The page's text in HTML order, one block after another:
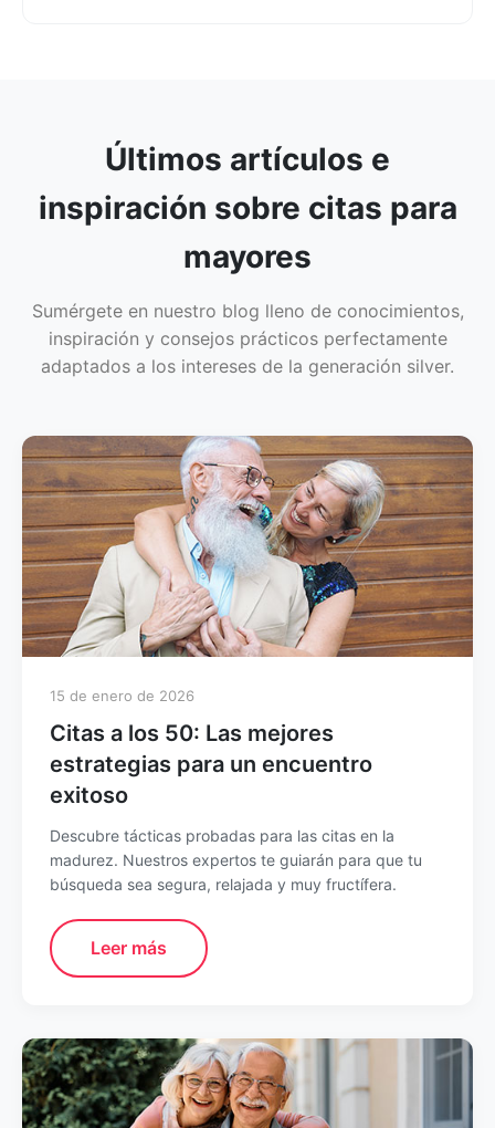
Últimos artículos e
inspiración sobre citas para
mayores
Sumérgete en nuestro blog lleno de conocimientos,
inspiración y consejos prácticos perfectamente
adaptados a los intereses de la generación silver.
15 de enero de 2026
Citas a los 50: Las mejores
estrategias para un encuentro
exitoso
Descubre tácticas probadas para las citas en la
madurez. Nuestros expertos te guiarán para que tu
búsqueda sea segura, relajada y muy fructífera.
Leer más